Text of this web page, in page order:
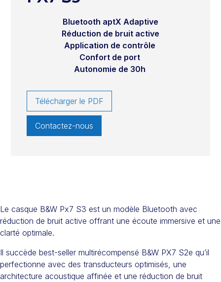
Bluetooth aptX Adaptive
Réduction de bruit active
Application de contrôle
Confort de port
Autonomie de 30h
Télécharger le PDF
Contactez-nous
Le casque B&W Px7 S3 est un modèle Bluetooth avec
réduction de bruit active offrant une écoute immersive et une
clarté optimale.
Il succède best-seller multirécompensé B&W PX7 S2e qu’il
perfectionne avec des transducteurs optimisés, une
architecture acoustique affinée et une réduction de bruit